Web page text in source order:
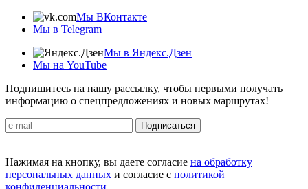
Мы ВКонтакте
Мы в Telegram
Мы в Яндекс.Дзен
Мы на YouTube
Подпишитесь на нашу рассылку, чтобы первыми получать
информацию о спецпредложениях и новых маршрутах!
Подписаться
Нажимая на кнопку, вы даете согласие на обработку
персональных данных и согласие с политикой
конфиденциальности.